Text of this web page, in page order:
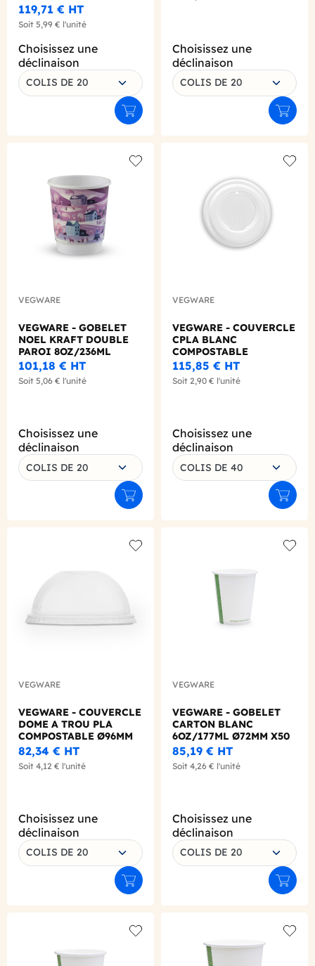
119,71 € HT
Soit 5,99 € l'unité
Choisissez une
déclinaison
COLIS DE 20
Ajouter au panier
Choisissez une
déclinaison
COLIS DE 20
VEGWARE
VEGWARE - GOBELET
NOEL KRAFT DOUBLE
PAROI 8OZ/236ML
Ø79MM X25 LOGO
REGLEMENTAIRE
101,18 € HT
Soit 5,06 € l'unité
Choisissez une
déclinaison
COLIS DE 20
Ajouter au panier
VEGWARE
VEGWARE - COUVERCLE
CPLA BLANC
COMPOSTABLE
4OZ/118ML Ø62MM X50
115,85 € HT
Soit 2,90 € l'unité
Choisissez une
déclinaison
COLIS DE 40
VEGWARE
VEGWARE - COUVERCLE
DOME A TROU PLA
COMPOSTABLE Ø96MM
X50
82,34 € HT
Soit 4,12 € l'unité
Choisissez une
déclinaison
COLIS DE 20
Ajouter au panier
VEGWARE
VEGWARE - GOBELET
CARTON BLANC
6OZ/177ML Ø72MM X50
LOGO REGLEMENTAIRE
85,19 € HT
Soit 4,26 € l'unité
Choisissez une
déclinaison
COLIS DE 20
Add to wishlist